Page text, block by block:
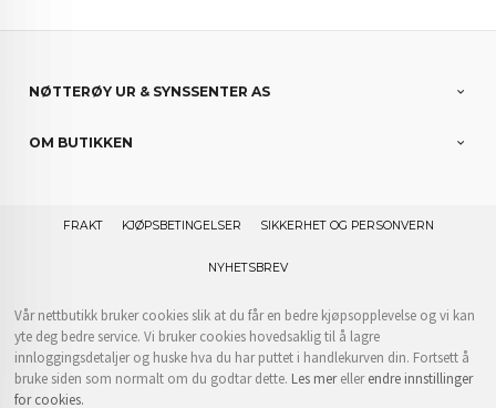
NØTTERØY UR & SYNSSENTER AS
OM BUTIKKEN
FRAKT KJØPSBETINGELSER SIKKERHET OG PERSONVERN
NYHETSBREV
Vår nettbutikk bruker cookies slik at du får en bedre kjøpsopplevelse og vi kan
yte deg bedre service. Vi bruker cookies hovedsaklig til å lagre
innloggingsdetaljer og huske hva du har puttet i handlekurven din. Fortsett å
bruke siden som normalt om du godtar dette. Les merellerendre innstillinger
for cookies.